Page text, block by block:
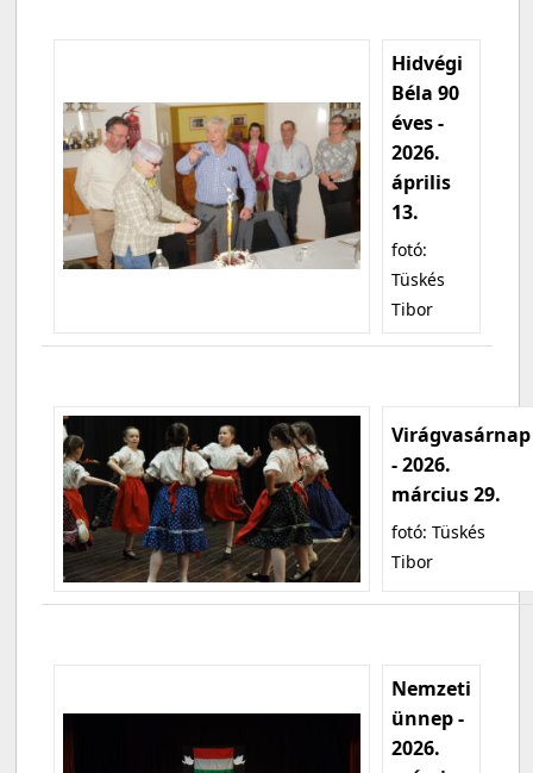
Hidvégi
Béla 90
éves -
2026.
április
13.
fotó:
Tüskés
Tibor
Virágvasárnap
- 2026.
március 29.
fotó: Tüskés
Tibor
Nemzeti
ünnep -
2026.